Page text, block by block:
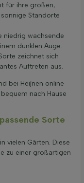
für ihre großen,
Standorte
niedrig wachsende
dunklen Auge.
zeichnet sich
Auftreten aus.
bei Heijnen online
nach Hause
Sorte
vielen Gärten. Diese
zu einer großartigen